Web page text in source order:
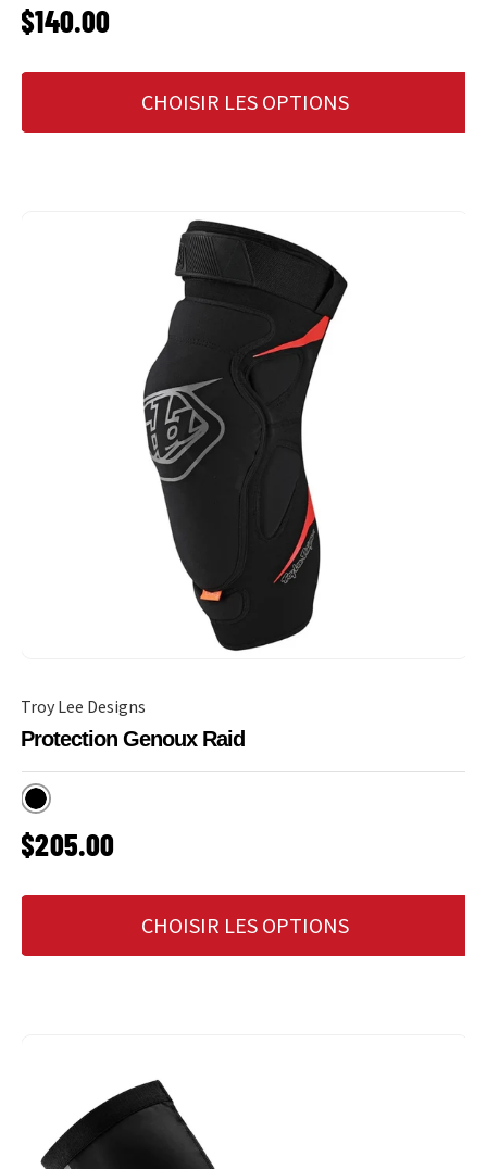
PRIX HABITUEL
$140.00
CHOISIR LES OPTIONS
Troy Lee Designs
Protection Genoux Raid
Noir
PRIX HABITUEL
$205.00
CHOISIR LES OPTIONS